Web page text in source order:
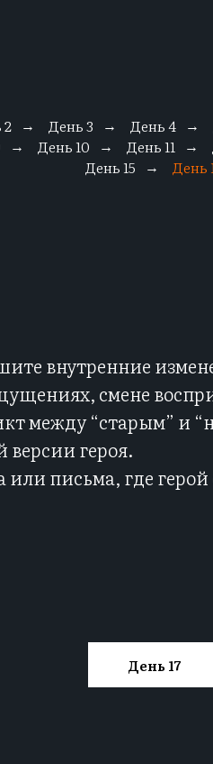
→ День 3 → День 4 →
→ День 10 → День 11 →
День 15
→ День
внутренние
смене
между “старым” и
героя.
письма, где
День 17